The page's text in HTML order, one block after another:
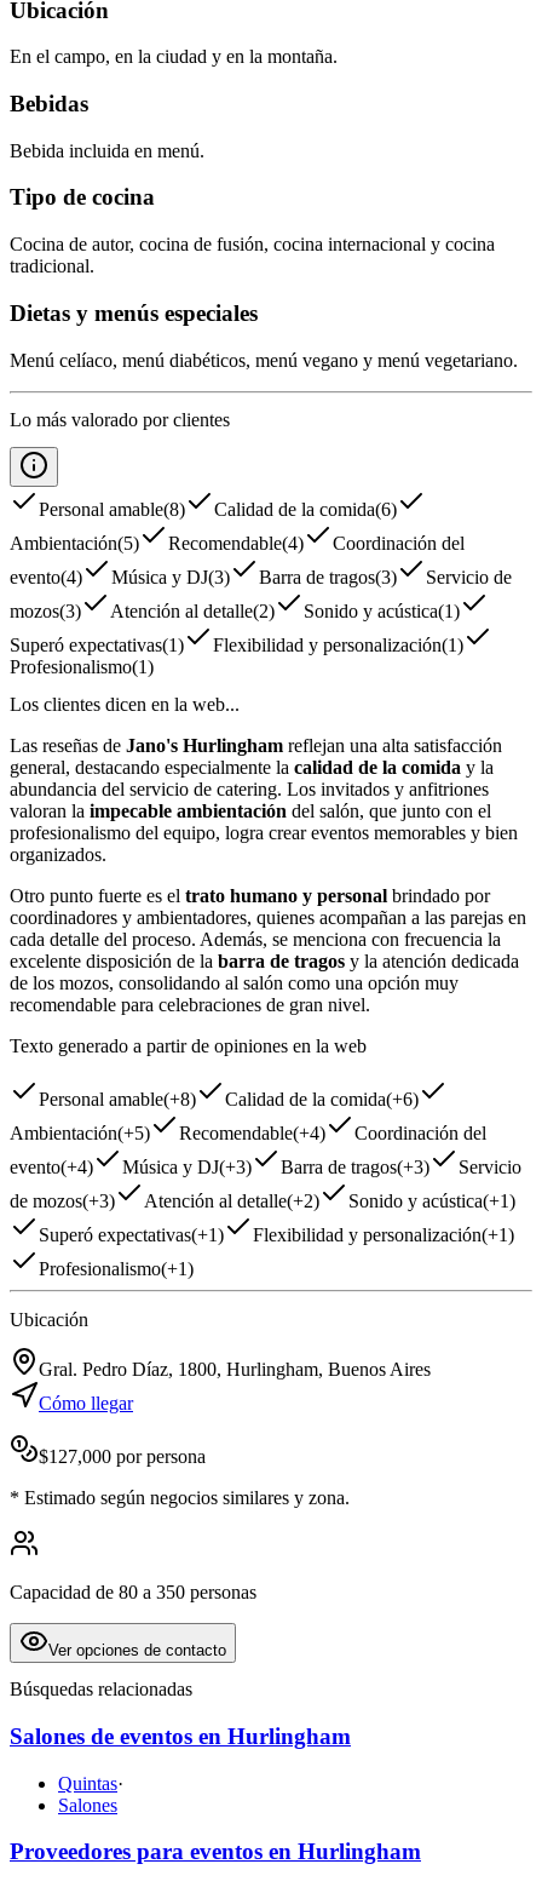
Ubicación
En el campo, en la ciudad y en la montaña.
Bebidas
Bebida incluida en menú.
Tipo de cocina
Cocina de autor, cocina de fusión, cocina internacional y cocina
tradicional.
Dietas y menús especiales
Menú celíaco, menú diabéticos, menú vegano y menú vegetariano.
Lo más valorado por clientes
Personal amable(8) Calidad de la comida(6)
Ambientación(5) Recomendable(4)
Coordinación del
evento(4) Música y DJ(3) Barra de tragos(3)
Servicio de
mozos(3) Atención al detalle(2) Sonido y acústica(1)
Superó expectativas(1) Flexibilidad y personalización(1)
Profesionalismo(1)
Los clientes dicen en la web...
Las reseñas de Jano's Hurlingham reflejan una alta satisfacción
general, destacando especialmente la calidad de la comida y la
abundancia del servicio de catering. Los invitados y anfitriones
valoran la impecable ambientación del salón, que junto con el
profesionalismo del equipo, logra crear eventos memorables y bien
organizados.
Otro punto fuerte es el trato humano y personal brindado por
coordinadores y ambientadores, quienes acompañan a las parejas en
cada detalle del proceso. Además, se menciona con frecuencia la
excelente disposición de la barra de tragos y la atención dedicada
de los mozos, consolidando al salón como una opción muy
recomendable para celebraciones de gran nivel.
Texto generado a partir de opiniones en la web
Personal amable(+8) Calidad de la comida(+6)
Ambientación(+5) Recomendable(+4)
Coordinación del
evento(+4) Música y DJ(+3) Barra de tragos(+3)
Servicio
de mozos(+3) Atención al detalle(+2) Sonido y acústica(+1)
Superó expectativas(+1) Flexibilidad y personalización(+1)
Profesionalismo(+1)
Ubicación
Gral. Pedro Díaz, 1800, Hurlingham, Buenos Aires
Cómo llegar
$127,000 por persona
* Estimado según negocios similares y zona.
Capacidad de 80 a 350 personas
Ver opciones de contacto
Búsquedas relacionadas
Salones de eventos en Hurlingham
Quintas·
Salones
Proveedores para eventos en Hurlingham